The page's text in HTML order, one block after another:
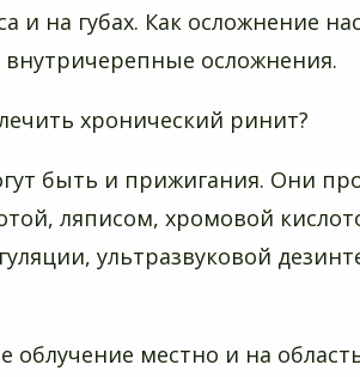
и на губах. Как осложнение
осложнения.
хронический ринит?
быть и прижигания. Они
ляписом, хромовой
ультразвуковой
местно и на